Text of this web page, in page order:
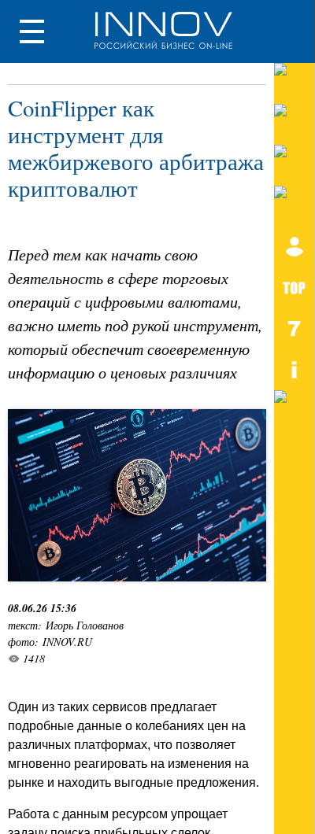
CoinFlipper как
инструмент для
межбиржевого арбитража
криптовалют
Перед тем как начать свою
деятельность в сфере торговых
операций с цифровыми валютами,
важно иметь под рукой инструмент,
который обеспечит своевременную
информацию о ценовых различиях
08.06.26 15:36
текст: Игорь Голованов
фото: INNOV.RU
1418
Один из таких сервисов предлагает
подробные данные о колебаниях цен на
различных платформах, что позволяет
мгновенно реагировать на изменения на
рынке и находить выгодные предложения.
Работа с данным ресурсом упрощает